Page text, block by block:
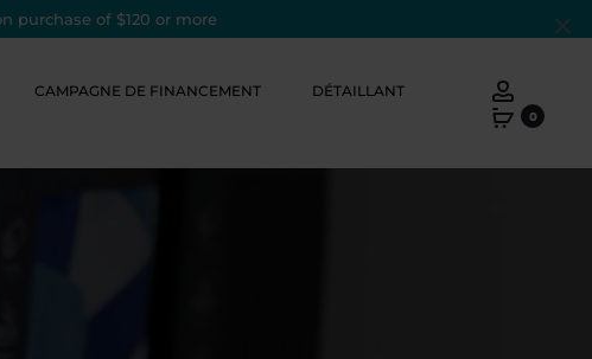
purchase of $120 or more
CAMPAGNE DE FINANCEMENT
DÉTAILLANT
0